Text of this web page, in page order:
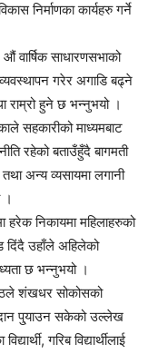
निर्माणका कार्यहरु गर्ने
साधारणसभाको
गरेर अगाडि बढ्ने
राम्रो हुने छ भन्नुभयो ।
सहकारीको माध्यमबाट
रहेको बताउँहुँदै बागमती
अन्य व्यसायमा लगानी
।
हरेक निकायमा महिलाहरुको
दिंदै उहाँले अहिलेको
छ भन्नुभयो ।
शंखधर सोकोसको
पु्याउन सकेको उल्लेख
गरिब विद्यार्थीलाई